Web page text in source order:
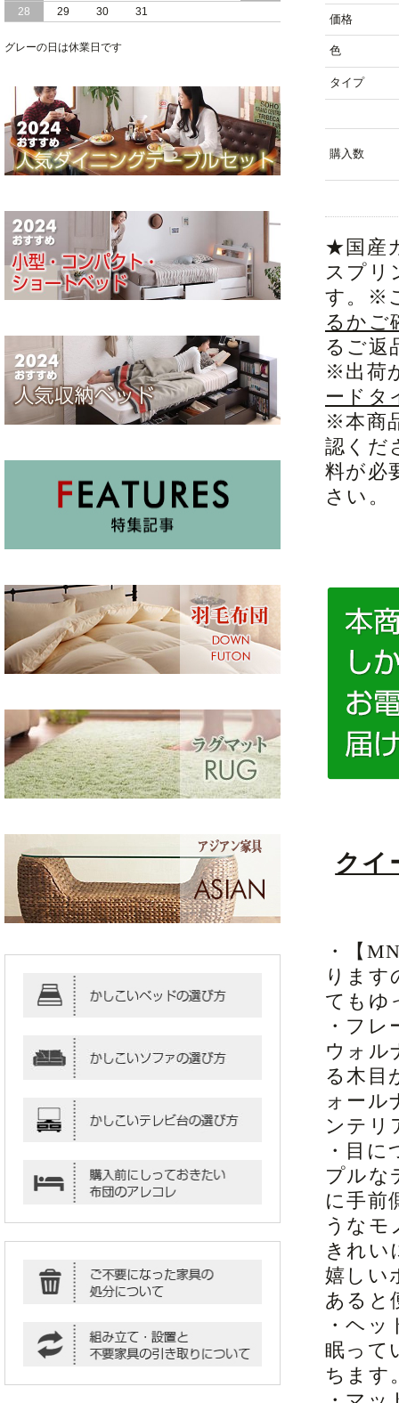
価格
色
タイプ
購入数
★国産
スプリ
す。※
るかご
るご返
※出荷
ードタ
※本商
認くだ
料が必
さい。
クイ
・【
ります
てもゆ
・フ
ウォル
る木目
ォール
ンテリ
・目
プルな
に手前
うなモ
きれい
嬉しい
あると
・ヘ
眠って
ちます
し 収納庫 付き チェスト ベッド 日本製
28
29 30 31
グレーの日は休業日です